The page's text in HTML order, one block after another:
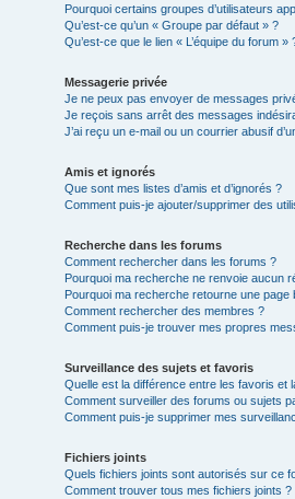
Pourquoi certains groupes d’utilisateurs
Qu’est-ce qu’un « Groupe par défaut » ?
Qu’est-ce que le lien « L’équipe du forum »
Messagerie privée
Je ne peux pas envoyer de messages
Je reçois sans arrêt des messages
J’ai reçu un e-mail ou un courrier abusif
Amis et ignorés
Que sont mes listes d’amis et d’ignorés ?
Comment puis-je ajouter/supprimer des
Recherche dans les forums
Comment rechercher dans les forums ?
Pourquoi ma recherche ne renvoie aucun
Pourquoi ma recherche retourne une page
Comment rechercher des membres ?
Comment puis-je trouver mes propres
Surveillance des sujets et favoris
Quelle est la différence entre les favoris et
Comment surveiller des forums ou sujets
Comment puis-je supprimer mes
Fichiers joints
Quels fichiers joints sont autorisés sur ce
Comment trouver tous mes fichiers joints ?